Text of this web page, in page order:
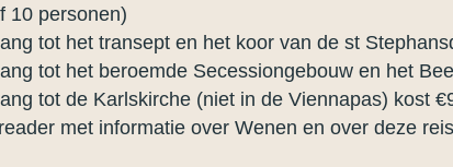
10 personen)
tot het transept en het koor van de st
tot het beroemde Secessiongebouw en het
tot de Karlskirche (niet in de Viennapas) kost
met informatie over Wenen en over deze